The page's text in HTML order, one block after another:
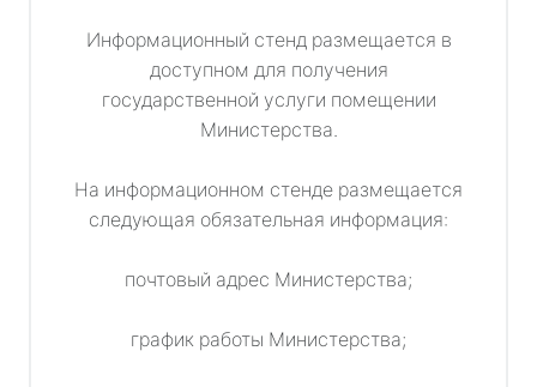
Информационный стенд размещается в
доступном для получения
государственной услуги помещении
Министерства.
На информационном стенде размещается
следующая обязательная информация:
почтовый адрес Министерства;
график работы Министерства;